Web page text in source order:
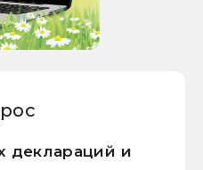
деклараций и